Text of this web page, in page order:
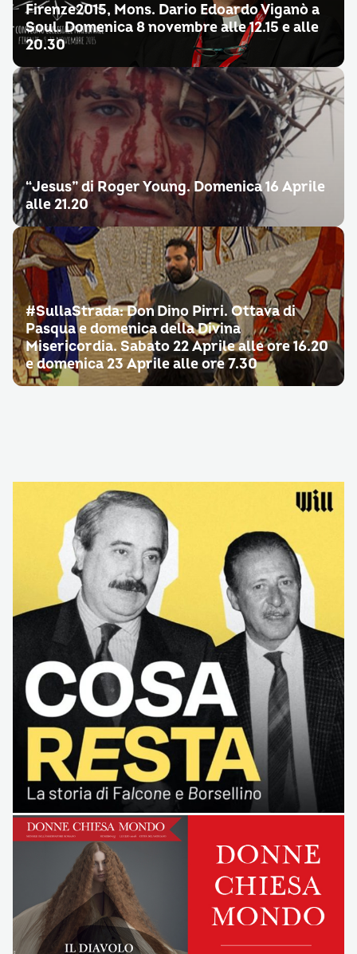
Firenze2015, Mons. Dario Edoardo Viganò a
Soul. Domenica 8 novembre alle 12.15 e alle
20.30
“Jesus” di Roger Young. Domenica 16 Aprile
alle 21.20
#SullaStrada: Don Dino Pirri. Ottava di
Pasqua e domenica della Divina
Misericordia. Sabato 22 Aprile alle ore 16.20
e domenica 23 Aprile alle ore 7.30